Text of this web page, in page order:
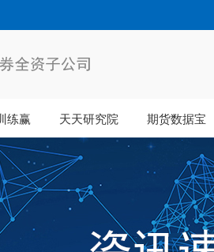
练赢 天天研究院 期货数据宝